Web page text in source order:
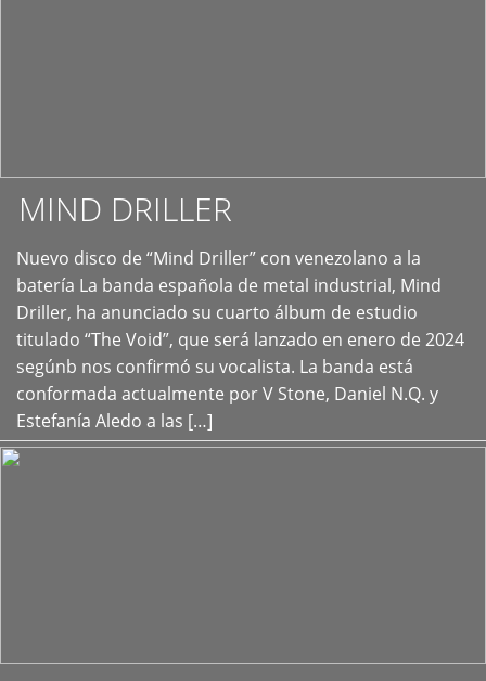
MIND DRILLER
Nuevo disco de “Mind Driller” con venezolano a la
batería La banda española de metal industrial, Mind
Driller, ha anunciado su cuarto álbum de estudio
titulado “The Void”, que será lanzado en enero de 2024
segúnb nos confirmó su vocalista. La banda está
conformada actualmente por V Stone, Daniel N.Q. y
Estefanía Aledo a las […]
+